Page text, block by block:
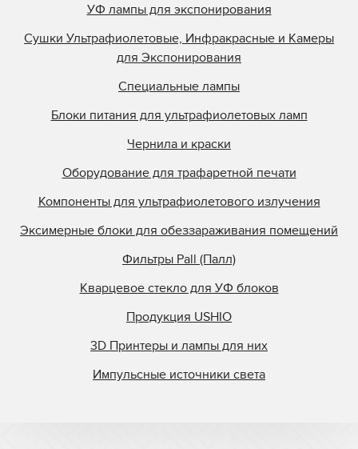
Quality Discount Pre
Research Inc.
Samlink
Singulus
Southern Lamps
Specialty Coatings
StrataSys
Superfici
Superfine Printing M
Superior Quartz
Svecia
Tasic
TCS
УФ лампы для экспонирования
Сушки Ультрафиолетовые, Инфракрасные и Камеры
для Экспонирования
Специальные лампы
Блоки питания для ультрафиолетовых ламп
Чернила и краски
Оборудование для трафаретной печати
Компоненты для ультрафиолетового излучения
Эксимерные блоки для обеззараживания помещений
Фильтры Pall (Палл)
Кварцевое стекло для УФ блоков
Продукция USHIO
3D Принтеры и лампы для них
Импульсные источники света